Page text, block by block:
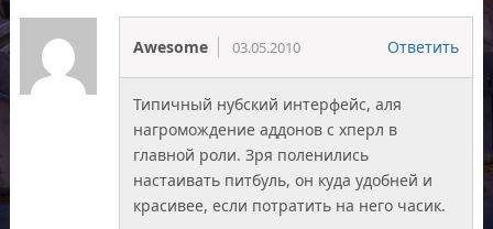
Awesome 03.05.2010 Ответить
Типичный нубский интерфейс, аля
нагромождение аддонов с хперл в
главной роли. Зря поленились
настаивать питбуль, он куда удобней и
красивее, если потратить на него часик.